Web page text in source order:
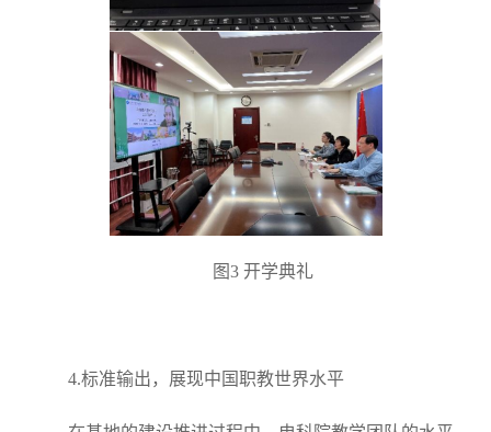
图3 开学典礼
4.标准输出，展现中国职教世界水平